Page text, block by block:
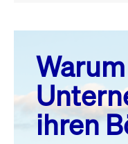
August 26
MO. DI. MI.
3
4 5
ihren